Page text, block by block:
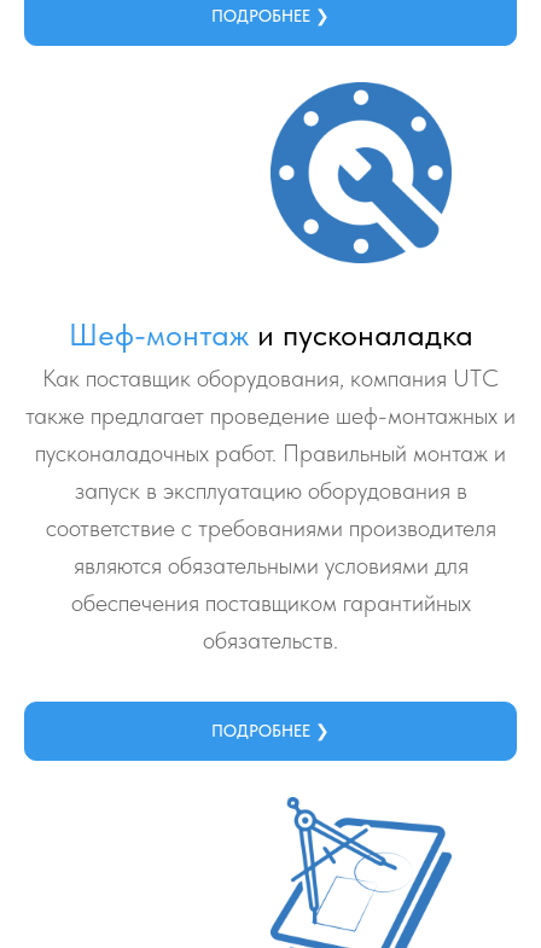
ПОДРОБНЕЕ ❯
Шеф-монтаж и пусконаладка
Как поставщик оборудования, компания UТС
также предлагает проведение шеф-монтажных и
пусконаладочных работ. Правильный монтаж и
запуск в эксплуатацию оборудования в
соответствие с требованиями производителя
являются обязательными условиями для
обеспечения поставщиком гарантийных
обязательств.
ПОДРОБНЕЕ ❯